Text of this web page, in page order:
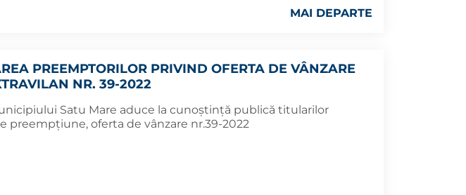
MAI DEPARTE
PREEMPTORILOR PRIVIND OFERTA DE VÂNZARE
NR. 39-2022
Satu Mare aduce la cunoștință publică titularilor
preempțiune, oferta de vânzare nr.39-2022